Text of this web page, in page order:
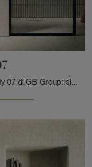
Mobile da Bagno sospeso Trendy 07 di GB Group: clicca e ottieni informazioni su mobili bagno sospesi in laminato e elementi accessori del brand.